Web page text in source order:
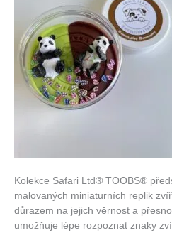
Kolekce Safari Ltd® TOOBS®
malovaných miniaturních replik
důrazem na jejich věrnost a
umožňuje lépe rozpoznat znaky